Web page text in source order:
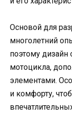
Основой для
многолетний
поэтому дизайн
мотоцикла,
элементами.
и комфорту,